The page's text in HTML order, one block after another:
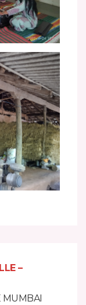
–
MUMBAI